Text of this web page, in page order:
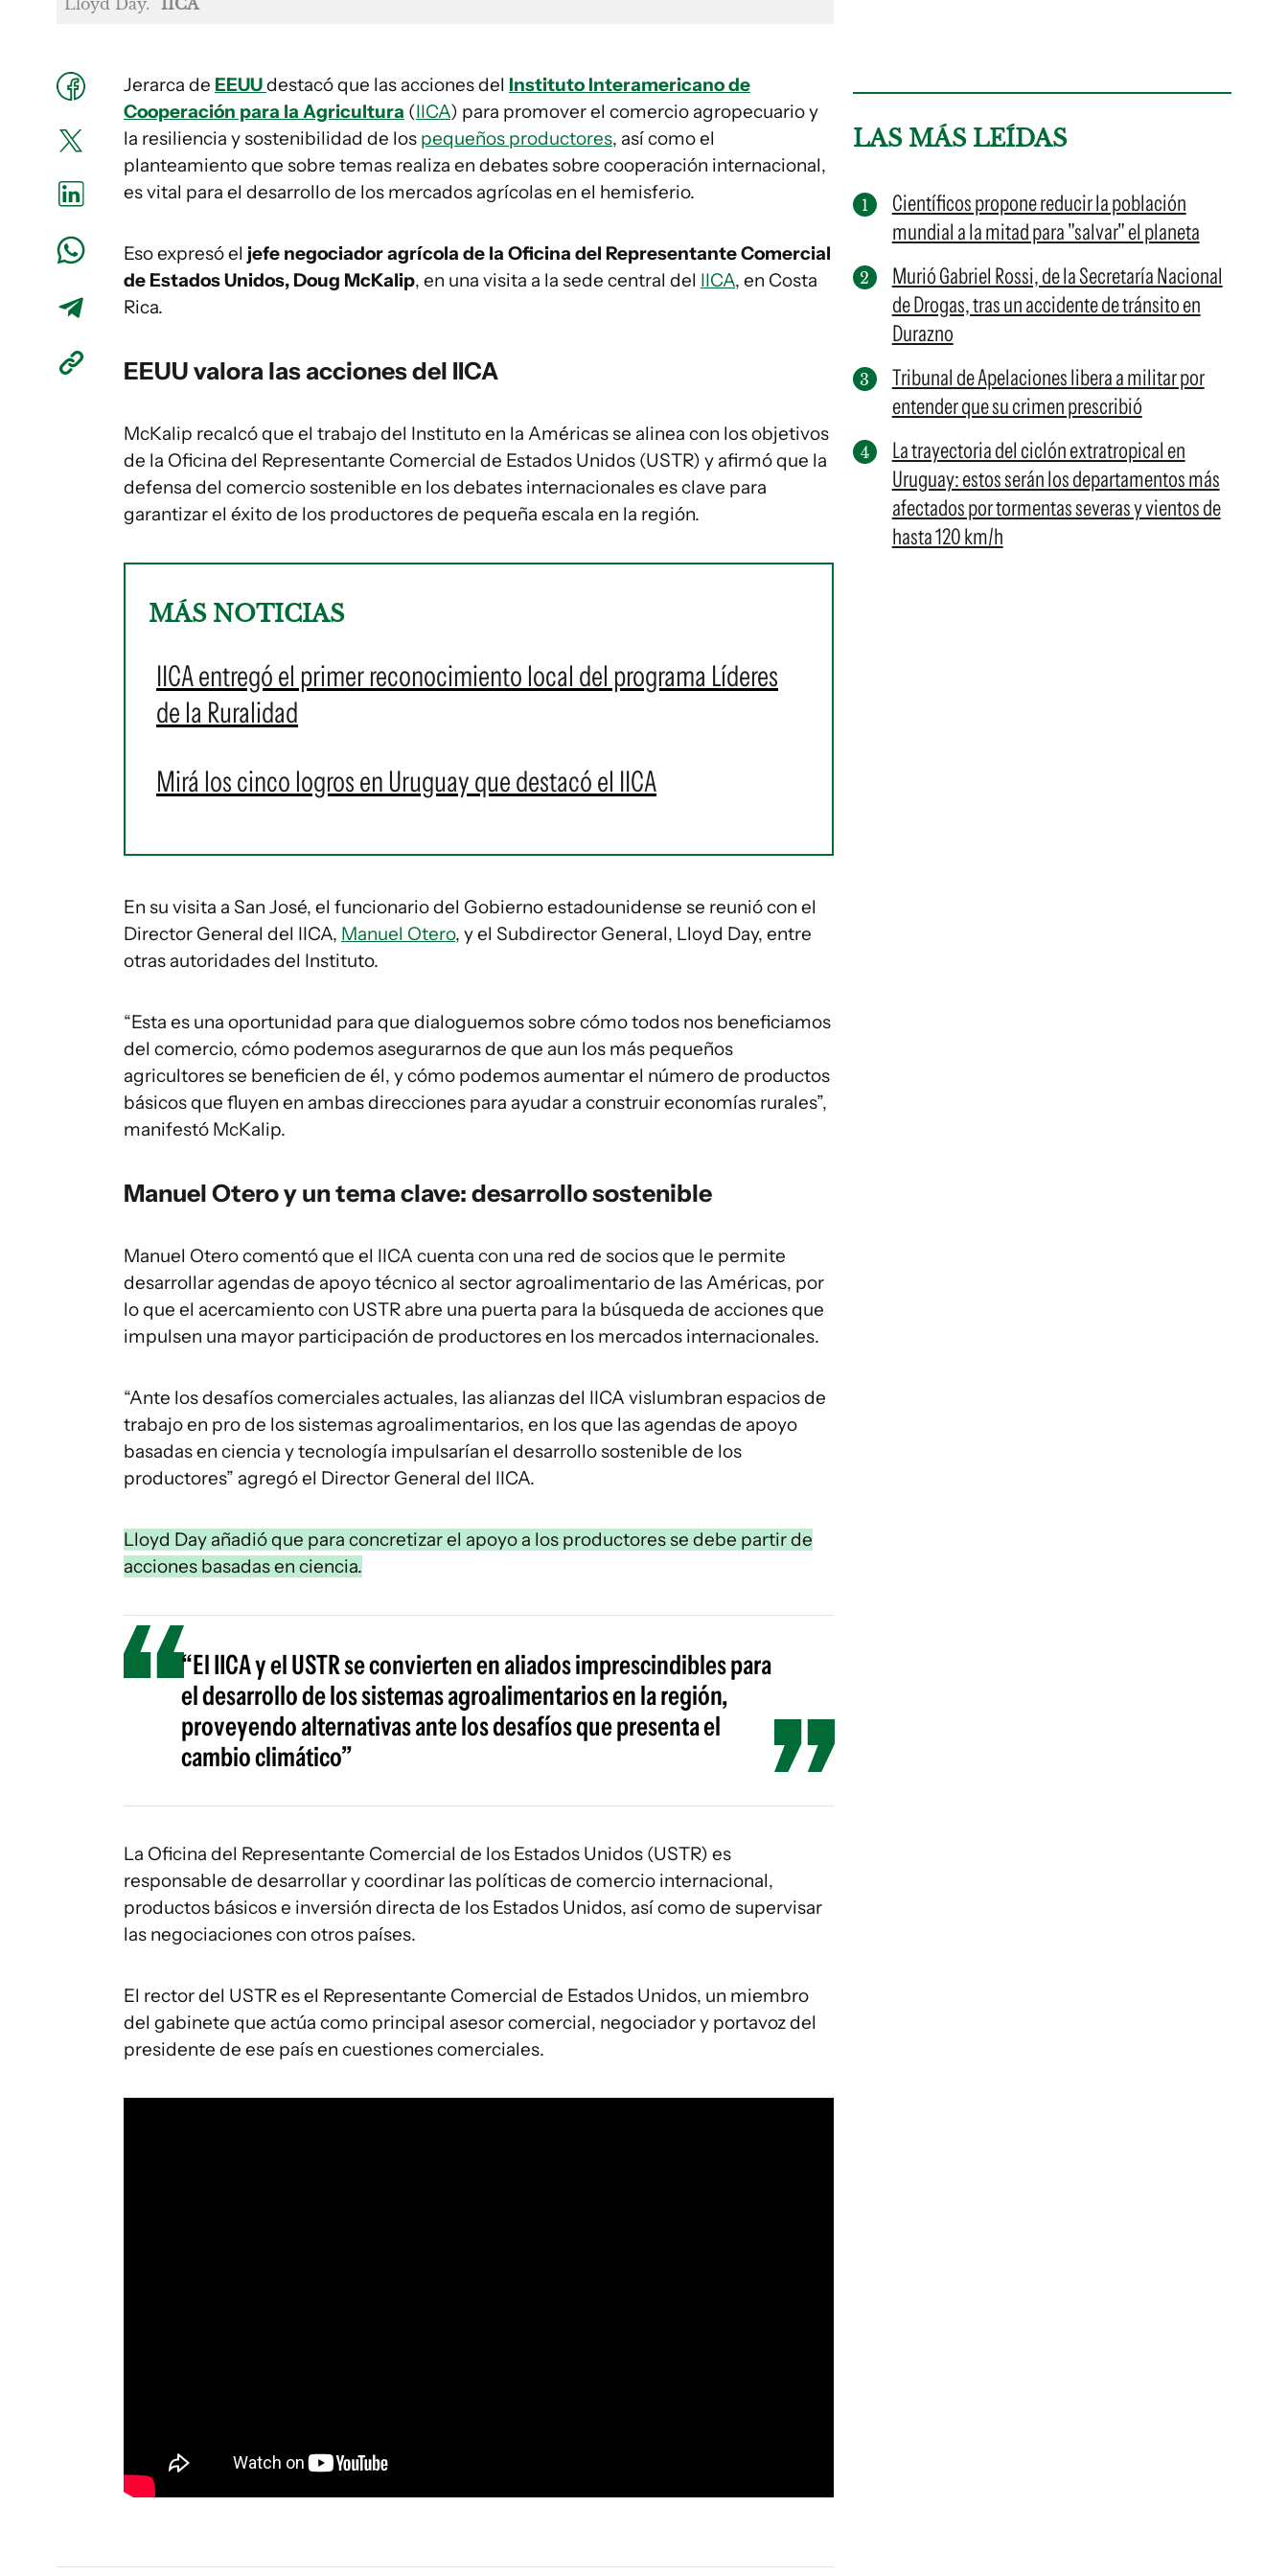
Lloyd Day.
IICA
Jerarca de EEUUdestacó que las acciones del Instituto Interamericano de
Cooperación para la Agricultura (IICA) para promover el comercio agropecuario y
la resiliencia y sostenibilidad de los pequeños productores, así como el
planteamiento que sobre temas realiza en debates sobre cooperación internacional,
es vital para el desarrollo de los mercados agrícolas en el hemisferio.
Eso expresó el jefe negociador agrícola de la Oficina del Representante Comercial
de Estados Unidos, Doug McKalip, en una visita a la sede central del IICA, en Costa
Rica.
EEUU valora las acciones del IICA
McKalip recalcó que el trabajo del Instituto en la Américas se alinea con los objetivos
de la Oficina del Representante Comercial de Estados Unidos (USTR) y afirmó que la
defensa del comercio sostenible en los debates internacionales es clave para
garantizar el éxito de los productores de pequeña escala en la región.
MÁS NOTICIAS
IICA entregó el primer reconocimiento local del programa Líderes
de la Ruralidad
Mirá los cinco logros en Uruguay que destacó el IICA
En su visita a San José, el funcionario del Gobierno estadounidense se reunió con el
Director General del IICA, Manuel Otero, y el Subdirector General, Lloyd Day, entre
otras autoridades del Instituto.
“Esta es una oportunidad para que dialoguemos sobre cómo todos nos beneficiamos
del comercio, cómo podemos asegurarnos de que aun los más pequeños
agricultores se beneficien de él, y cómo podemos aumentar el número de productos
básicos que fluyen en ambas direcciones para ayudar a construir economías rurales”,
manifestó McKalip.
Manuel Oteroy un tema clave: desarrollo sostenible
Manuel Otero comentó que el IICA cuenta con una red de socios que le permite
desarrollar agendas de apoyo técnico al sector agroalimentario de las Américas, por
lo que el acercamiento con USTR abre una puerta para la búsqueda de acciones que
impulsen una mayor participación de productores en los mercados internacionales.
“Ante los desafíos comerciales actuales, las alianzas del IICA vislumbran espacios de
trabajo en pro de los sistemas agroalimentarios, en los que las agendas de apoyo
basadas en ciencia y tecnología impulsarían el desarrollo sostenible de los
productores” agregó el Director General del IICA.
Lloyd Day añadió que para concretizar el apoyo a los productores se debe partir de
acciones basadas en ciencia.
“El IICA y el USTR se convierten en aliados imprescindibles para
el desarrollo de los sistemas agroalimentarios en la región,
proveyendo alternativas ante los desafíos que presenta el
cambio climático”
La Oficina del Representante Comercial de los Estados Unidos (USTR) es
responsable de desarrollar y coordinar las políticas de comercio internacional,
productos básicos e inversión directa de los Estados Unidos, así como de supervisar
las negociaciones con otros países.
El rector del USTR es el Representante Comercial de Estados Unidos, un miembro
del gabinete que actúa como principal asesor comercial, negociador y portavoz del
presidente de ese país en cuestiones comerciales.
LAS MÁS LEÍDAS
Científicos propone reducir la población
mundial a la mitad para "salvar" el planeta
Murió Gabriel Rossi, de la Secretaría Nacional
de Drogas, tras un accidente de tránsito en
Durazno
Tribunal de Apelaciones libera a militar por
entender que su crimen prescribió
La trayectoria del ciclón extratropical en
Uruguay: estos serán los departamentos más
afectados por tormentas severas y vientos de
hasta 120 km/h